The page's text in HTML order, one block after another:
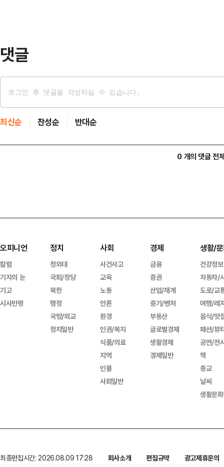
댓글
최신순 찬성순 반대순
0 개의 댓글 전
오피니언
칼럼
기자의 눈
기고
시사만평
정치
청와대
국회/정당
북한
행정
국방/외교
정치일반
사회
사건사고
교육
노동
언론
환경
인권/복지
식품/의료
지역
인물
사회일반
경제
금융
증권
산업/재계
중기/벤처
부동산
글로벌경제
생활경제
경제일반
생활/
건강정보
자동차/
도로/교
여행/레
음식/맛
패션/뷰
공연/전
책
종교
날씨
생활문
최종편집시간: 2026.08.09 17:28 회사소개 편집규약 광고제휴문의